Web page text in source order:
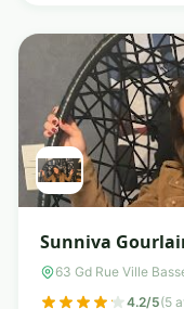
Sunniva
63 Gd Rue Ville
4.2/5(5